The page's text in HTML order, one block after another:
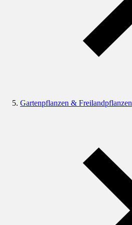
Gartenpflanzen & Freilandpflanzen